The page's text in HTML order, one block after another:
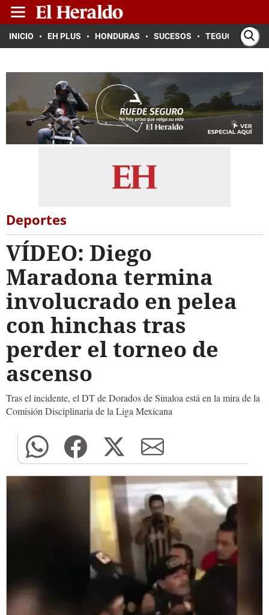
INICIO EH PLUS HONDURAS SUCESOS TEGUCIGALPA
Deportes
VÍDEO: Diego
Maradona termina
involucrado en pelea
con hinchas tras
perder el torneo de
ascenso
Tras el incidente, el DT de Dorados de Sinaloa está en la mira de la
Comisión Disciplinaria de la Liga Mexicana